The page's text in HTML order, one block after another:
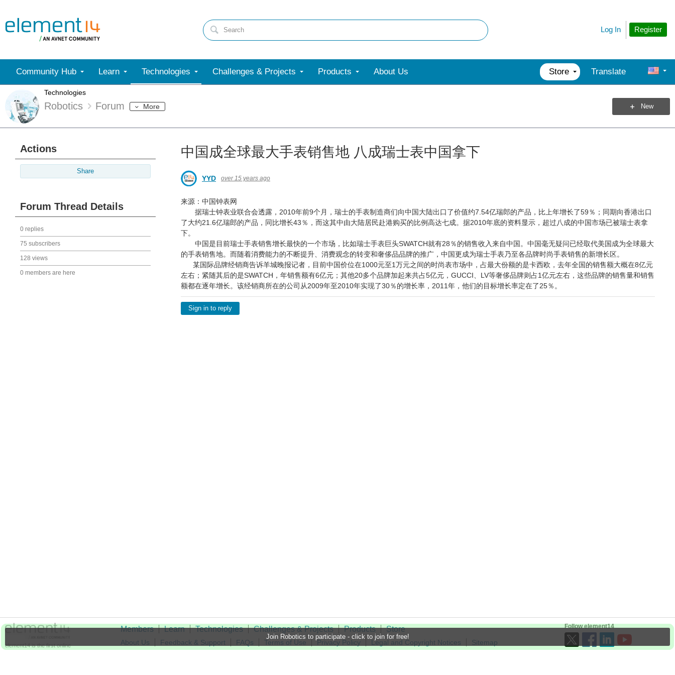
Register
Log In
Community Hub Learn Technologies Challenges & Projects Products About Us Store Translate
Technologies
Robotics Forum More New
Join Robotics to participate - click to join for free!
Actions
Share
Forum Thread Details
0 replies
75 subscribers
128 views
0 members are here
中国成全球最大手表销售地 八成瑞士表中国拿下
YYD over 15 years ago
来源：中国钟表网
据瑞士钟表业联合会透露，2010年前9个月，瑞士的手表制造商们向中国大陆出口了价值约7.54亿瑞郎的产品，比上年增长了59％；同期向香港出口
了大约21.6亿瑞郎的产品，同比增长43％，而这其中由大陆居民赴港购买的比例高达七成。据2010年底的资料显示，超过八成的中国市场已被瑞士表拿
下。
中国是目前瑞士手表销售增长最快的一个市场，比如瑞士手表巨头SWATCH就有28％的销售收入来自中国。中国毫无疑问已经取代美国成为全球最大
的手表销售地。而随着消费能力的不断提升、消费观念的转变和奢侈品品牌的推广，中国更成为瑞士手表乃至各品牌时尚手表销售的新增长区。
某国际品牌经销商告诉羊城晚报记者，目前中国价位在1000元至1万元之间的时尚表市场中，占最大份额的是卡西欧，去年全国的销售额大概在8亿元
左右；紧随其后的是SWATCH，年销售额有6亿元；其他20多个品牌加起来共占5亿元，GUCCI、LV等奢侈品牌则占1亿元左右，这些品牌的销售量和销售
额都在逐年增长。该经销商所在的公司从2009年至2010年实现了30％的增长率，2011年，他们的目标增长率定在了25％。
Sign in to reply
element14 is the first online
Members Learn Technologies Challenges & Projects Products Store
About Us Feedback & Support FAQs Terms of Use Privacy Policy Legal and Copyright Notices
Sitemap
Follow element14